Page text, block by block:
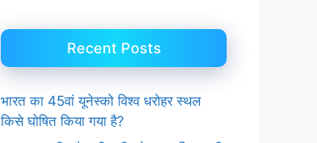
Recent Posts
भारत का 45वां यूनेस्को विश्व धरोहर स्थल
किसे घोषित किया गया है?